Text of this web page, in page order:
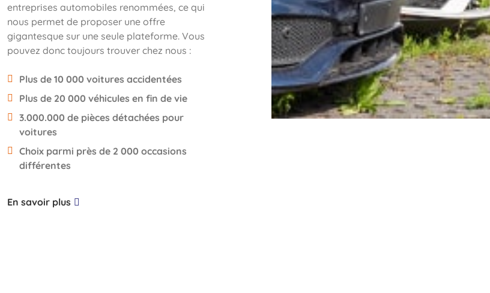
entreprises automobiles renommées, ce qui
nous permet de proposer une offre
gigantesque sur une seule plateforme. Vous
pouvez donc toujours trouver chez nous :
Plus de 10 000 voitures accidentées
Plus de 20 000 véhicules en fin de vie
3.000.000 de pièces détachées pour
voitures
Choix parmi près de 2 000 occasions
différentes
En savoir plus